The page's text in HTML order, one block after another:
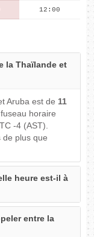
12:00
la Thaïlande et
Aruba est de 11
horaire
-4 (AST).
de plus que
heure est-il à
entre la